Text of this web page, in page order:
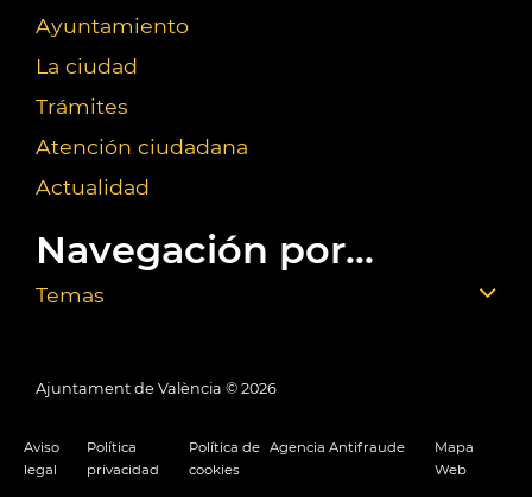
Ayuntamiento
La ciudad
Trámites
Atención ciudadana
Actualidad
Navegación por...
Temas
Ajuntament de València © 2026
Aviso
legal
Política
privacidad
Política de
cookies
Agencia Antifraude
Mapa
Web